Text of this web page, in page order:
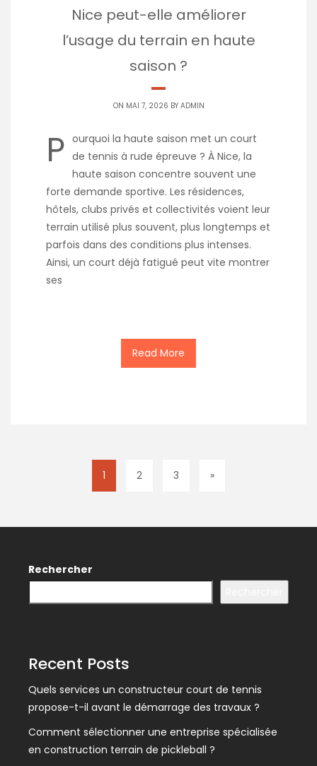
Nice peut-elle améliorer
l’usage du terrain en haute
saison ?
ON MAI 7, 2026 BY ADMIN
P ourquoi la haute saison met un court
de tennis à rude épreuve ? À Nice, la
haute saison concentre souvent une
forte demande sportive. Les résidences,
hôtels, clubs privés et collectivités voient leur
terrain utilisé plus souvent, plus longtemps et
parfois dans des conditions plus intenses.
Ainsi, un court déjà fatigué peut vite montrer
ses
Read More
1 2 3 »
Rechercher
Recent Posts
Quels services un constructeur court de tennis
propose-t-il avant le démarrage des travaux ?
Comment sélectionner une entreprise spécialisée
en construction terrain de pickleball ?